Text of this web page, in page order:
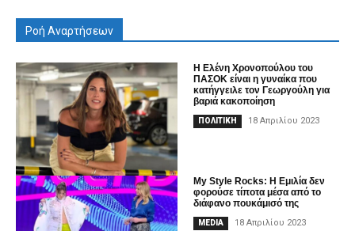
Ροή Αναρτήσεων
Η Ελένη Χρονοπούλου του
ΠΑΣΟΚ είναι η γυναίκα που
κατήγγειλε τον Γεωργούλη για
βαριά κακοποίηση
ΠΟΛΙΤΙΚΗ 18 Απριλίου 2023
My Style Rocks: H Εμιλία δεν
φορούσε τίποτα μέσα από το
διάφανο πουκάμισό της
MEDIA 18 Απριλίου 2023